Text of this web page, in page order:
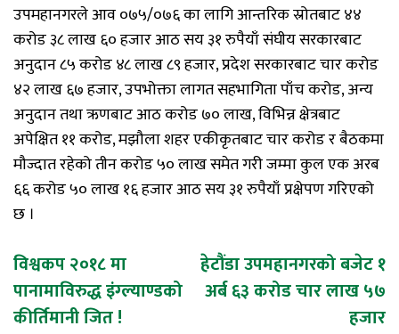
उपमहानगरले आव ०७५/०७६ का लागि आन्तरिक स्रोतबाट ४४
करोड ३८ लाख ६० हजार आठ सय ३१ रुपैयाँ संघीय सरकारबाट
अनुदान ८५ करोड ४८ लाख ८९ हजार, प्रदेश सरकारबाट चार करोड
४२ लाख ६७ हजार, उपभोक्ता लागत सहभागिता पाँच करोड, अन्य
अनुदान तथा ऋणबाट आठ करोड ७० लाख, विभिन्न क्षेत्रबाट
अपेक्षित ११ करोड, मझौला शहर एकीकृतबाट चार करोड र बै‌ठकमा
मौज्दात रहेको तीन करोड ५० लाख समेत गरी जम्मा कुल एक अरब
६६ करोड ५० लाख १६ हजार आठ सय ३१ रुपैयाँ प्रक्षेपण गरिएको
छ ।
Post
navigation
विश्वकप २०१८ मा
पानामाविरुद्ध इंग्ल्याण्डको
कीर्तिमानी जित !
हेटौंडा उपमहानगरको बजेट १
अर्ब ६३ करोड चार लाख ५७
हजार